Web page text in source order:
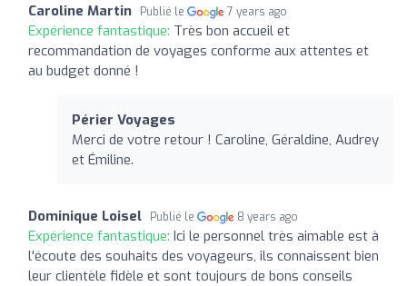
Caroline Martin Publié le 7 years ago
Expérience fantastique: Très bon accueil et
recommandation de voyages conforme aux attentes et
au budget donné !
Périer Voyages
Merci de votre retour ! Caroline, Géraldine, Audrey
et Émiline.
Dominique Loisel Publié le 8 years ago
Expérience fantastique: Ici le personnel très aimable est à
l'écoute des souhaits des voyageurs, ils connaissent bien
leur clientèle fidèle et sont toujours de bons conseils